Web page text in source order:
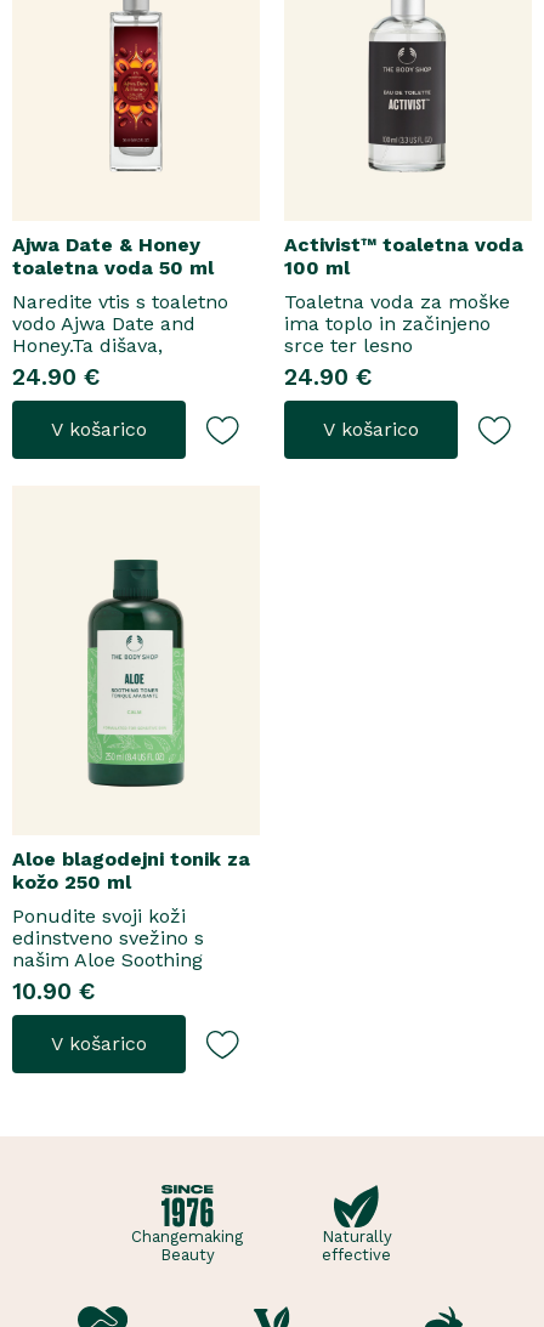
Ajwa Date & Honey
toaletna voda 50 ml
Naredite vtis s toaletno
vodo Ajwa Date and
Honey.Ta dišava,
zasnovana tako za
razkošne priložnosti kot
za vsakodnevno nošenje,
se odpre z notami suhega
grozdja, labana in frezije,
24.90 €
V košarico
Activist™ toaletna voda
100 ml
Toaletna voda za moške
ima toplo in začinjeno
srce ter lesno
osnovo.Topel, začinjen
vonjToaletna voda..
24.90 €
V košarico
Aloe blagodejni tonik za
kožo 250 ml
Ponudite svoji koži
edinstveno svežino s
našim Aloe Soothing
Tonerjem, ki odstrani vse
preostale nečistoče po
čiščenju obraza.Ta nežna
in vodena formula očisti
kožo, ne da bi ji odvzela
tisto nadlež..
10.90 €
V košarico
Changemaking
Beauty
Naturally
effective